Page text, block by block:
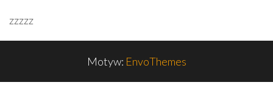
zzzzz
Motyw: EnvoThemes